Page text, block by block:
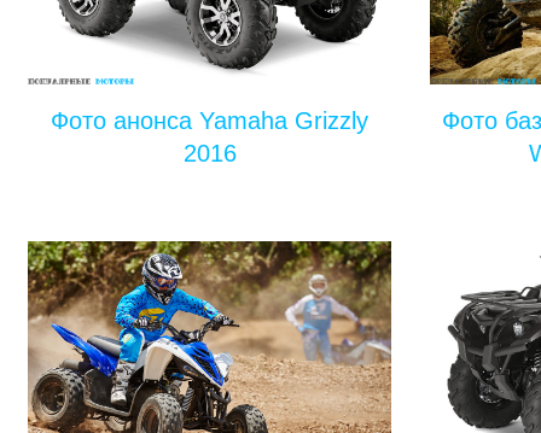
Фото анонса Yamaha Grizzly
2016
Фото